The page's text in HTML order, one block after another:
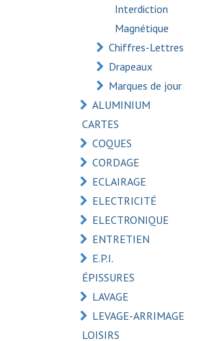
Interdiction
Magnétique
Chiffres-Lettres
Drapeaux
Marques de jour
ALUMINIUM
CARTES
COQUES
CORDAGE
ECLAIRAGE
ELECTRICITÉ
ELECTRONIQUE
ENTRETIEN
E.P.I.
ÉPISSURES
LAVAGE
LEVAGE-ARRIMAGE
LOISIRS